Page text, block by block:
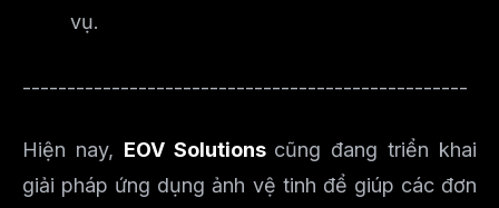
vụ.
--------------------------------------------------
Hiện nay, EOV Solutions cũng đang triển khai
giải pháp ứng dụng ảnh vệ tinh để giúp các đơn